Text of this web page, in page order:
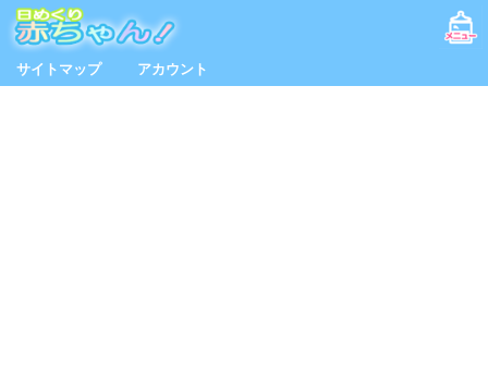
サイトマップ アカウント